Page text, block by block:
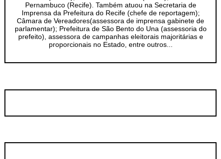
Pernambuco (Recife). Também atuou na Secretaria de
Imprensa da Prefeitura do Recife (chefe de reportagem);
Câmara de Vereadores(assessora de imprensa gabinete de
parlamentar); Prefeitura de São Bento do Una (assessoria do
prefeito), assessora de campanhas eleitorais majoritárias e
proporcionais no Estado, entre outros...